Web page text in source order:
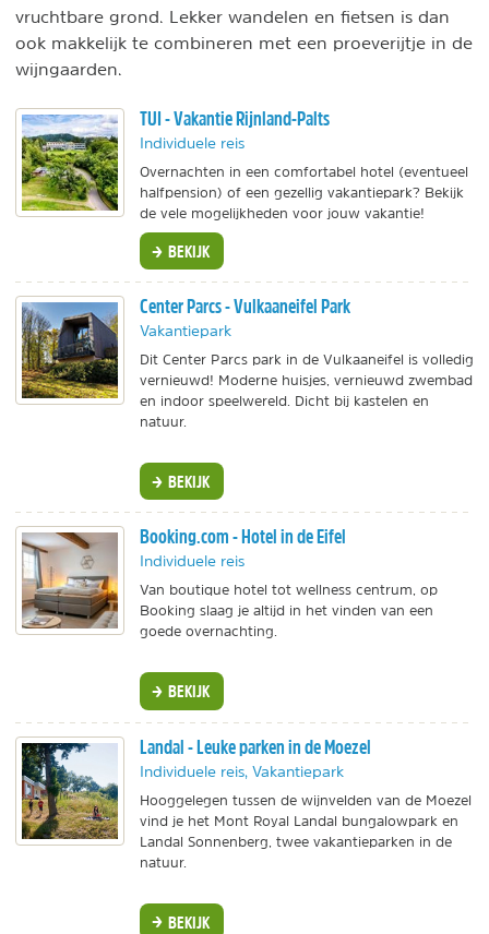
vruchtbare grond. Lekker wandelen en fietsen is dan
ook makkelijk te combineren met een proeverijtje in de
wijngaarden.
TUI - Vakantie Rijnland-Palts
Individuele reis
Overnachten in een comfortabel hotel (eventueel
halfpension) of een gezellig vakantiepark? Bekijk
de vele mogelijkheden voor jouw vakantie!
BEKIJK
Center Parcs - Vulkaaneifel Park
Vakantiepark
Dit Center Parcs park in de Vulkaaneifel is volledig
vernieuwd! Moderne huisjes, vernieuwd zwembad
en indoor speelwereld. Dicht bij kastelen en
natuur.
BEKIJK
Booking.com - Hotel in de Eifel
Individuele reis
Van boutique hotel tot wellness centrum, op
Booking slaag je altijd in het vinden van een
goede overnachting.
BEKIJK
Landal - Leuke parken in de Moezel
Individuele reis, Vakantiepark
Hooggelegen tussen de wijnvelden van de Moezel
vind je het Mont Royal Landal bungalowpark en
Landal Sonnenberg, twee vakantieparken in de
natuur.
BEKIJK